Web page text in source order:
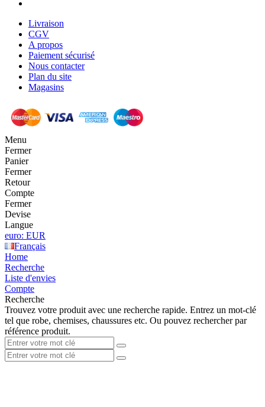
Livraison
CGV
A propos
Paiement sécurisé
Nous contacter
Plan du site
Magasins
Menu
Fermer
Panier
Fermer
Retour
Compte
Fermer
Devise
Langue
euro: EUR
Français
Home
Recherche
Liste d'envies
Compte
Recherche
Trouvez votre produit avec une recherche rapide. Entrez un mot-clé
tel que robe, chemises, chaussures etc. Ou pouvez rechercher par
référence produit.